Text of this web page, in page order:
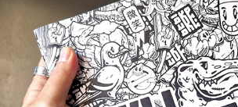
Colourink Book #2